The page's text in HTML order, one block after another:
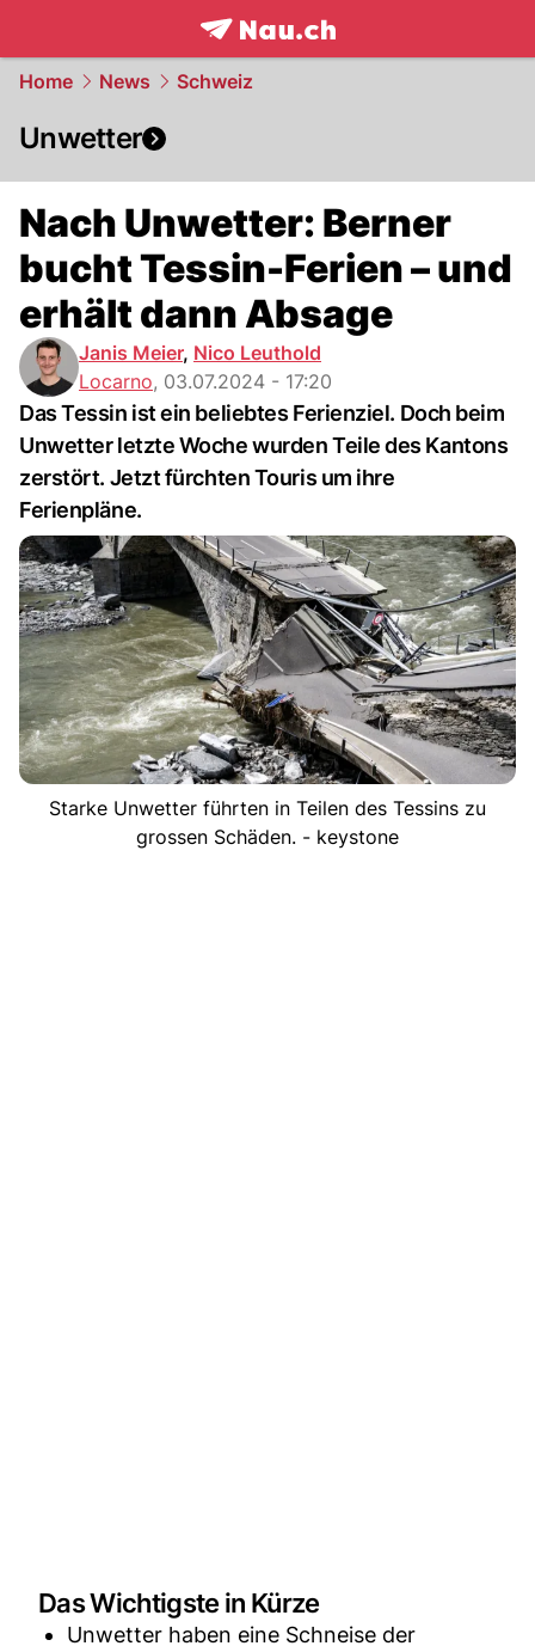
frontpage.NAU.ch
Home News Schweiz
Unwetter
Nach Unwetter: Berner
bucht Tessin-Ferien – und
erhält dann Absage
Janis Meier, Nico Leuthold
Locarno, 03.07.2024 - 17:20
Das Tessin ist ein beliebtes Ferienziel. Doch beim
Unwetter letzte Woche wurden Teile des Kantons
zerstört. Jetzt fürchten Touris um ihre
Ferienpläne.
Starke Unwetter führten in Teilen des Tessins zu
grossen Schäden. - keystone
Das Wichtigste in Kürze
Unwetter haben eine Schneise der